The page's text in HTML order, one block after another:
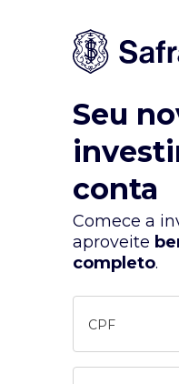
Seu
conta
Comece a
aproveite
completo.
CPF